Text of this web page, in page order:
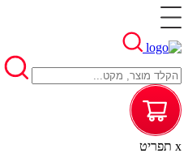
x תפריט